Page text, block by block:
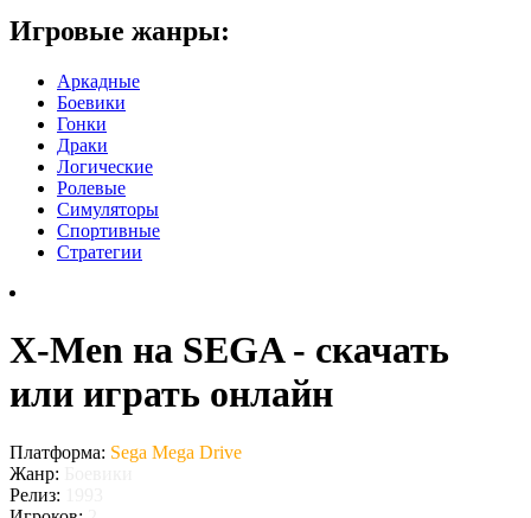
Игровые жанры:
Аркадные
Боевики
Гонки
Драки
Логические
Ролевые
Симуляторы
Спортивные
Стратегии
X-Men на SEGA - скачать
или играть онлайн
Платформа: Sega Mega Drive
Жанр:
Релиз: